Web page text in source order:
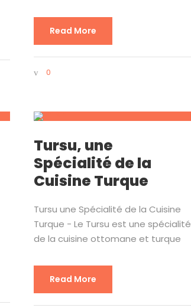
Read More
0
Tursu, une
Spécialité de la
Cuisine Turque
Tursu une Spécialité de la Cuisine
Turque - Le Tursu est une spécialité
de la cuisine ottomane et turque
Read More